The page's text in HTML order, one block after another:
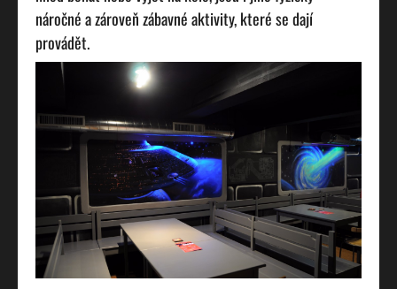
náročné a zároveň zábavné aktivity, které se dají
provádět.